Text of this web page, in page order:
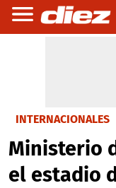
INTERNACIONALES
Ministerio
el estadio